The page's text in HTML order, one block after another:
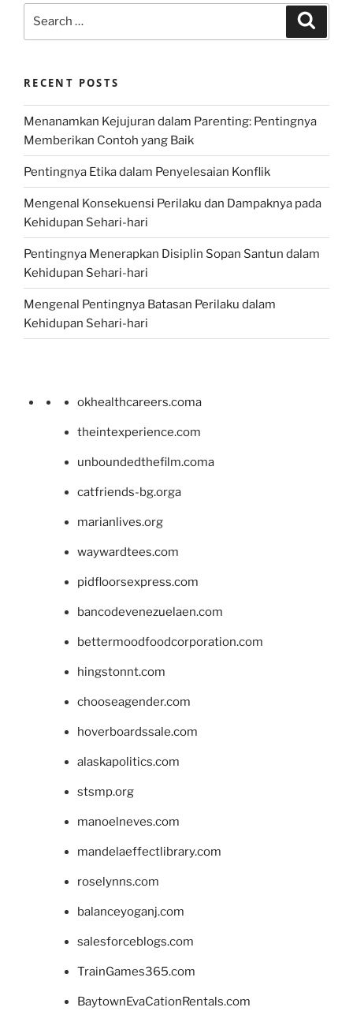
RECENT POSTS
Menanamkan Kejujuran dalam Parenting: Pentingnya
Memberikan Contoh yang Baik
Pentingnya Etika dalam Penyelesaian Konflik
Mengenal Konsekuensi Perilaku dan Dampaknya pada
Kehidupan Sehari-hari
Pentingnya Menerapkan Disiplin Sopan Santun dalam
Kehidupan Sehari-hari
Mengenal Pentingnya Batasan Perilaku dalam
Kehidupan Sehari-hari
okhealthcareers.coma
theintexperience.com
unboundedthefilm.coma
catfriends-bg.orga
marianlives.org
waywardtees.com
pidfloorsexpress.com
bancodevenezuelaen.com
bettermoodfoodcorporation.com
hingstonnt.com
chooseagender.com
hoverboardssale.com
alaskapolitics.com
stsmp.org
manoelneves.com
mandelaeffectlibrary.com
roselynns.com
balanceyoganj.com
salesforceblogs.com
TrainGames365.com
BaytownEvaCationRentals.com